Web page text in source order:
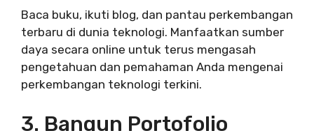
Baca buku, ikuti blog, dan pantau perkembangan
terbaru di dunia teknologi. Manfaatkan sumber
daya secara online untuk terus mengasah
pengetahuan dan pemahaman Anda mengenai
perkembangan teknologi terkini.
3. Bangun Portofolio